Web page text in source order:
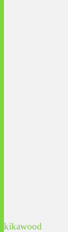
kikawood